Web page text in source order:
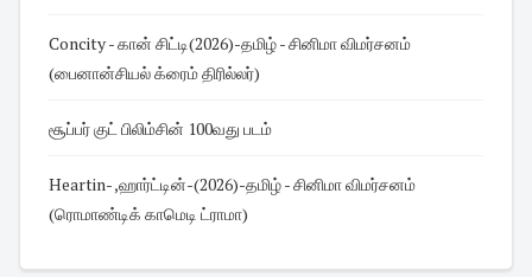
Concity - கான் சிட்டி(2026)-தமிழ் - சினிமா விமர்சனம்
(பைனான்சியல் க்ரைம் திரில்லர்)
சூப்பர் குட் பிலிம்சின் 100வது படம்
Heartin- ,ஹார்ட்டின்-(2026)-தமிழ் - சினிமா விமர்சனம்
(ரொமாண்டிக் காமெடி ட்ராமா)